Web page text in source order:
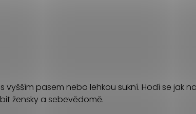
vyšším pasem nebo lehkou sukní. Hodí se
žensky a sebevědomě.